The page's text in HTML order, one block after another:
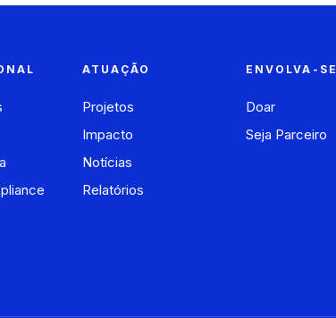
ATUAÇÃO
Projetos
Impacto
Notícias
Relatórios
ENVOLVA-SE
Doar
Seja Parceiro